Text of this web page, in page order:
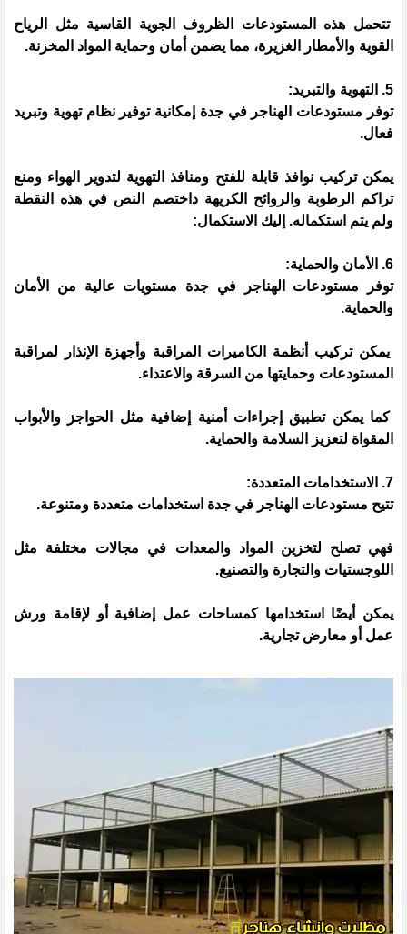
تتحمل هذه المستودعات الظروف الجوية القاسية مثل الرياح
القوية والأمطار الغزيرة، مما يضمن أمان وحماية المواد المخزنة.
5. التهوية والتبريد:
توفر مستودعات الهناجر في جدة إمكانية توفير نظام تهوية وتبريد
فعال.
يمكن تركيب نوافذ قابلة للفتح ومنافذ التهوية لتدوير الهواء ومنع
تراكم الرطوبة والروائح الكريهة داختصم النص في هذه النقطة
ولم يتم استكماله. إليك الاستكمال:
6. الأمان والحماية:
توفر مستودعات الهناجر في جدة مستويات عالية من الأمان
والحماية.
يمكن تركيب أنظمة الكاميرات المراقبة وأجهزة الإنذار لمراقبة
المستودعات وحمايتها من السرقة والاعتداء.
كما يمكن تطبيق إجراءات أمنية إضافية مثل الحواجز والأبواب
المقواة لتعزيز السلامة والحماية.
7. الاستخدامات المتعددة:
تتيح مستودعات الهناجر في جدة استخدامات متعددة ومتنوعة.
فهي تصلح لتخزين المواد والمعدات في مجالات مختلفة مثل
اللوجستيات والتجارة والتصنيع.
يمكن أيضًا استخدامها كمساحات عمل إضافية أو لإقامة ورش
عمل أو معارض تجارية.